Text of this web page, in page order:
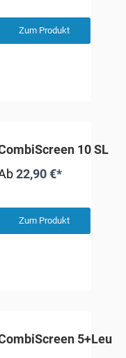
Zum Produkt
10 SL
22,90 €*
Zum Produkt